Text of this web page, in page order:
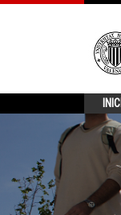
INICI